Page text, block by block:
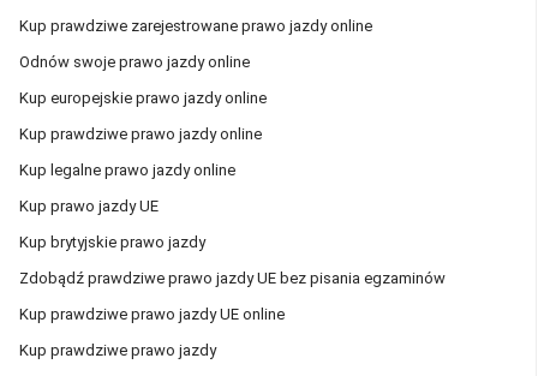
Kup prawdziwe zarejestrowane prawo jazdy online
Odnów swoje prawo jazdy online
Kup europejskie prawo jazdy online
Kup prawdziwe prawo jazdy online
Kup legalne prawo jazdy online
Kup prawo jazdy UE
Kup brytyjskie prawo jazdy
Zdobądź prawdziwe prawo jazdy UE bez pisania egzaminów
Kup prawdziwe prawo jazdy UE online
Kup prawdziwe prawo jazdy